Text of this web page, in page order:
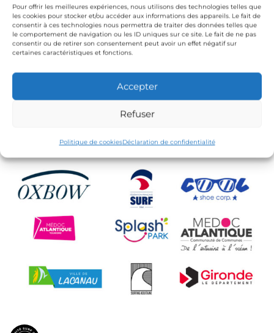
Pour offrir les meilleures expériences, nous utilisons des technologies telles que
les cookies pour stocker et/ou accéder aux informations des appareils. Le fait de
consentir à ces technologies nous permettra de traiter des données telles que
le comportement de navigation ou les ID uniques sur ce site. Le fait de ne pas
consentir ou de retirer son consentement peut avoir un effet négatif sur
certaines caractéristiques et fonctions.
Accepter
Refuser
Politique de cookiesDéclaration de confidentialité
Ligue de Surf de Nouvelle Aquitaine
CdC Médoc Atlantique